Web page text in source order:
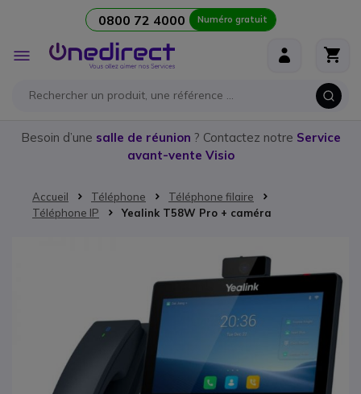
0800 72 4000 Numéro gratuit
Affichage
navigation
Besoin d’une salle de réunion ? Contactez notre Service
avant-vente Visio
Accueil Téléphone
Téléphone filaire
Téléphone IP
Yealink T58W Pro + caméra